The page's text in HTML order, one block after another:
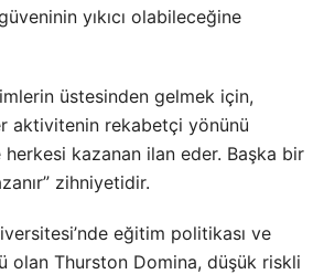
yıkıcı olabileceğine
üstesinden gelmek için,
aktivitenin rekabetçi yönünü
herkesi kazanan ilan eder. Başka bir
zihniyetidir.
eğitim politikası ve
olan Thurston Domina, düşük riskli